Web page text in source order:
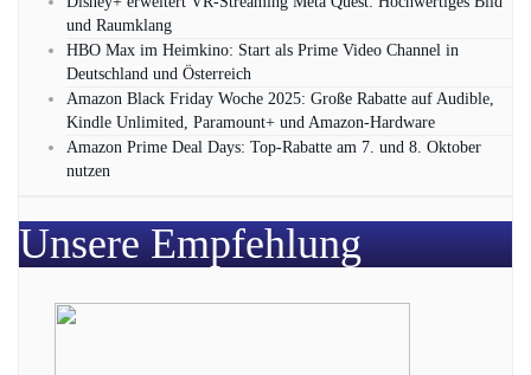
und Raumklang
HBO Max im Heimkino: Start als Prime Video Channel in
Deutschland und Österreich
Amazon Black Friday Woche 2025: Große Rabatte auf Audible,
Kindle Unlimited, Paramount+ und Amazon‑Hardware
Amazon Prime Deal Days: Top-Rabatte am 7. und 8. Oktober
nutzen
Unsere Empfehlung